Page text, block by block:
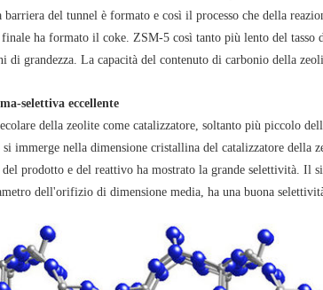
barriera del tunnel è formato e così il processo che della
finale ha formato il coke. ZSM-5 così tanto più lento del
di grandezza. La capacità del contenuto di carbonio della
selettiva eccellente
della zeolite come catalizzatore, soltanto più piccolo
immerge nella dimensione cristallina del catalizzatore della
prodotto e del reattivo ha mostrato la grande selettività. Il
dell'orifizio di dimensione media, ha una buona